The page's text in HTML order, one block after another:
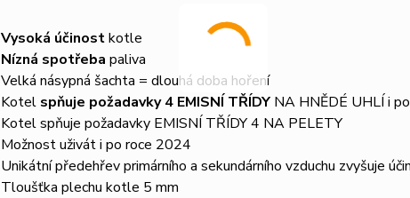
Vysoká účinostkotle
Nízná spotřeba paliva
Velká násypná šachta = dlouhá doba hoření
Kotel spňuje požadavky 4 EMISNÍ TŘÍDYNA HNĚDÉ UHLÍ i
Kotel spňuje požadavky EMISNÍ TŘÍDY 4 NA PELETY
Možnost uživát i po roce 2024
Unikátní předehřev primárního a sekundárního vzduchu zvyšuje
Tloušťka plechu kotle 5 mm